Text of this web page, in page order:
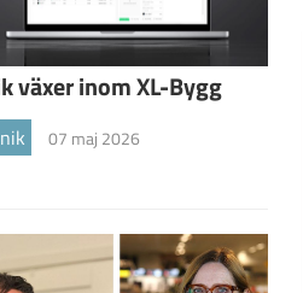
växer inom XL-Bygg
07 maj 2026